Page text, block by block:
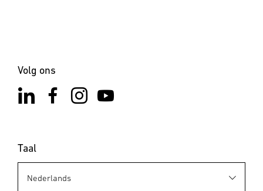
Volg ons
Taal